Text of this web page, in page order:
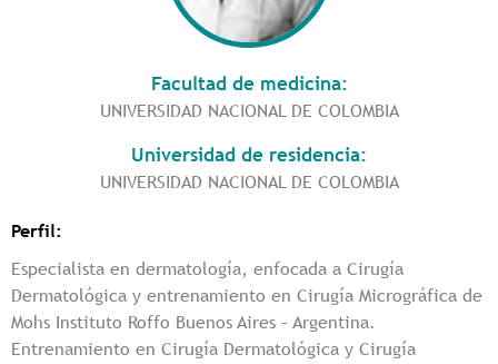
Facultad de medicina:
UNIVERSIDAD NACIONAL DE COLOMBIA
Universidad de residencia:
UNIVERSIDAD NACIONAL DE COLOMBIA
Perfil:
Especialista en dermatología, enfocada a Cirugía
Dermatológica y entrenamiento en Cirugía Micrográfica de
Mohs Instituto Roffo Buenos Aires – Argentina.
Entrenamiento en Cirugía Dermatológica y Cirugía